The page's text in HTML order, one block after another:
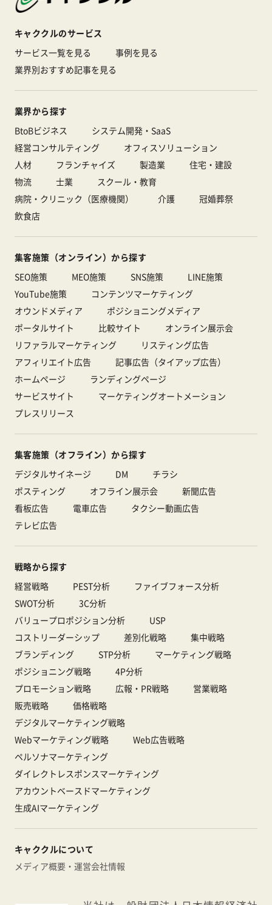
キャククルのサービス
サービス一覧を見る
事例を見る
業界別おすすめ記事を見る
業界から探す
BtoBビジネス
システム開発・SaaS
経営コンサルティング
オフィスソリューション
人材
フランチャイズ 製造業
住宅・建設
物流
士業
スクール・教育
病院・クリニック（医療機関）
介護
冠婚葬祭
飲食店
集客施策（オンライン）から探す
SEO施策
MEO施策 SNS施策
LINE施策
YouTube施策
コンテンツマーケティング
オウンドメディア
ポジショニングメディア
ポータルサイト
比較サイト
オンライン展示会
リファラルマーケティング
リスティング広告
アフィリエイト広告
記事広告（タイアップ広告）
ホームページ
ランディングページ
サービスサイト
マーケティングオートメーション
プレスリリース
集客施策（オフライン）から探す
デジタルサイネージ
DM
チラシ
ポスティング
オフライン展示会
新聞広告
看板広告
電車広告
タクシー動画広告
テレビ広告
戦略から探す
経営戦略
PEST分析
ファイブフォース分析
SWOT分析
3C分析
バリュープロポジション分析
USP
コストリーダーシップ
差別化戦略
集中戦略
ブランディング
STP分析
マーケティング戦略
ポジショニング戦略
4P分析
プロモーション戦略
広報・PR戦略
営業戦略
販売戦略
価格戦略
デジタルマーケティング戦略
Webマーケティング戦略
Web広告戦略
ペルソナマーケティング
ダイレクトレスポンスマーケティング
アカウントベースドマーケティング
生成AIマーケティング
キャククルについて
メディア概要・運営会社情報